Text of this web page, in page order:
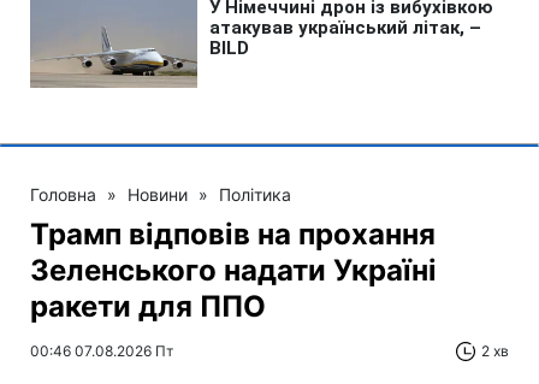
Головна » Новини » Політика
Трамп відповів на прохання
Зеленського надати Україні
ракети для ППО
00:46 07.08.2026 Пт 2 хв